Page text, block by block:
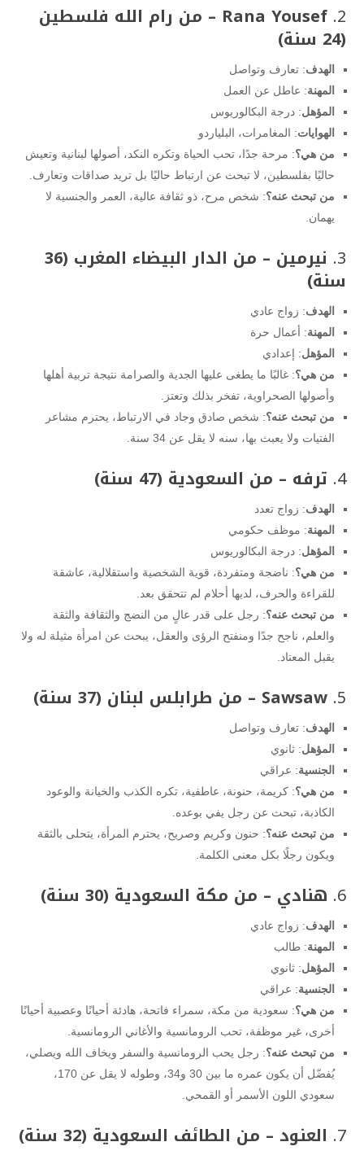
2. Rana Yousef – من رام الله فلسطين
(24 سنة)
الهدف: تعارف وتواصل
المهنة: عاطل عن العمل
المؤهل: درجة البكالوريوس
الهوايات: المغامرات، البلياردو
من هي؟: مرحة جدًا، تحب الحياة وتكره النكد، أصولها لبنانية وتعيش
حاليًا بفلسطين، لا تبحث عن ارتباط حاليًا بل تريد صداقات وتعارف.
من تبحث عنه؟: شخص مرح، ذو ثقافة عالية، العمر والجنسية لا
يهمان.
3. نيرمين – من الدار البيضاء المغرب (36
سنة)
الهدف: زواج عادي
المهنة: أعمال حرة
المؤهل: إعدادي
من هي؟: غالبًا ما يطغى عليها الجدية والصرامة نتيجة تربية أهلها
وأصولها الصحراوية، تفخر بذلك وتعتز.
من تبحث عنه؟: شخص صادق وجاد في الارتباط، يحترم مشاعر
الفتيات ولا يعبث بها، سنه لا يقل عن 34 سنة.
4. ترفه – من السعودية (47 سنة)
الهدف: زواج تعدد
المهنة: موظف حكومي
المؤهل: درجة البكالوريوس
من هي؟: ناضجة ومتفردة، قوية الشخصية واستقلالية، عاشقة
للقراءة والحرف، لديها أحلام لم تتحقق بعد.
من تبحث عنه؟: رجل على قدر عالٍ من النضج والثقافة والثقة
والعلم، ناجح جدًا ومنفتح الرؤى والعقل، يبحث عن امرأة مثيلة له ولا
يقبل المعتاد.
5. Sawsaw – من طرابلس لبنان (37 سنة)
الهدف: تعارف وتواصل
المؤهل: ثانوي
الجنسية: عراقي
من هي؟: كريمة، حنونة، عاطفية، تكره الكذب والخيانة والوعود
الكاذبة، تبحث عن رجل يفي بوعده.
من تبحث عنه؟: حنون وكريم وصريح، يحترم المرأة، يتحلى بالثقة
ويكون رجلًا بكل معنى الكلمة.
6. هنادي – من مكة السعودية (30 سنة)
الهدف: زواج عادي
المهنة: طالب
المؤهل: ثانوي
الجنسية: عراقي
من هي؟: سعودية من مكة، سمراء فاتحة، هادئة أحيانًا وعصبية أحيانًا
أخرى، غير موظفة، تحب الرومانسية والأغاني الرومانسية.
من تبحث عنه؟: رجل يحب الرومانسية والسفر ويخاف الله ويصلي،
يُفضّل أن يكون عمره ما بين 30 و34، وطوله لا يقل عن 170،
سعودي اللون الأسمر أو القمحي.
7. العنود – من الطائف السعودية (32 سنة)